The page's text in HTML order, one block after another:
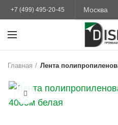
+7 (499) 495-20-45
Главная Лента
Увеличить